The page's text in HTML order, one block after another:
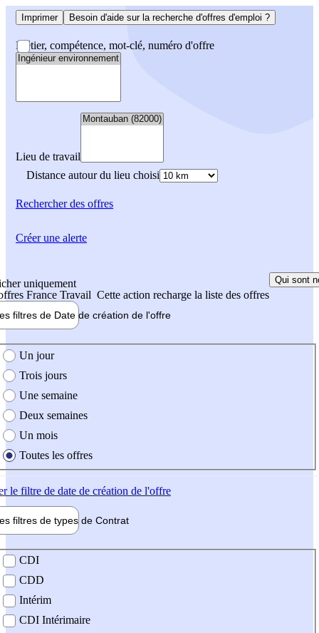
Imprimer Besoin d'aide sur la recherche d'offres d'emploi ?
Métier, compétence, mot-clé, numéro d'offre
Lieu de travail
Distance autour du lieu choisi
Rechercherdes offres
uniquement
France Travail Cette action recharge la liste des offres
Qui sont
filtres de Date de création de l'offre
création de l'offre
Un jour
Trois jours
Une semaine
Deux semaines
Un mois
Toutes les offres
le filtre de date de création de l'offre
filtres de types de Contrat
contrat
CDI
CDD
Intérim
CDI Intérimaire
Créer une alerte